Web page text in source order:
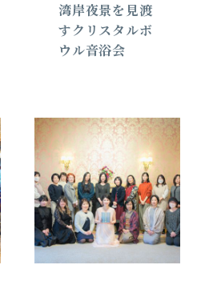
湾岸夜景を見渡
すクリスタルボ
ウル音浴会